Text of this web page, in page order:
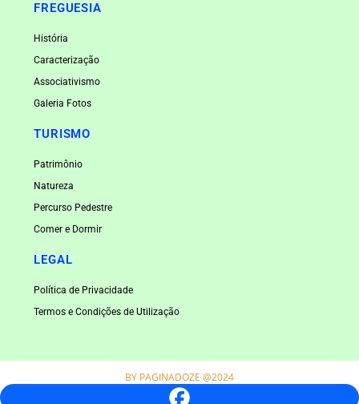
FREGUESIA
História
Caracterização
Associativismo
Galeria Fotos
TURISMO
Patrimônio
Natureza
Percurso Pedestre
Comer e Dormir
LEGAL
Política de Privacidade
Termos e Condições de Utilização
BY PAGINADOZE @2024